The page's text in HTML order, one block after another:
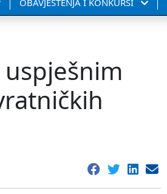
OBAVJEŠTENJA I KONKURSI